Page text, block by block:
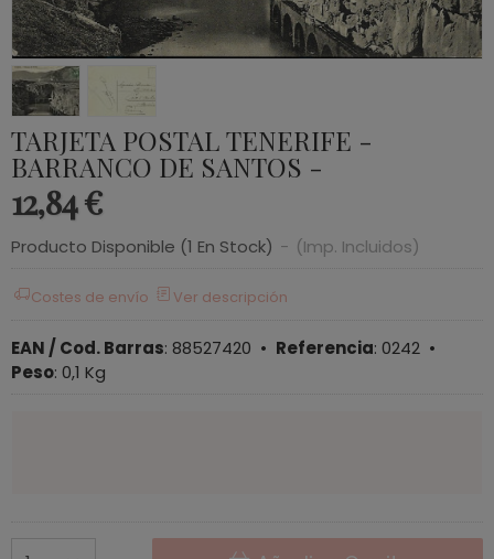
TARJETA POSTAL TENERIFE -
BARRANCO DE SANTOS -
12,84 €
Producto Disponible (1 En Stock) - (Imp. Incluidos)
Costes de envío Ver descripción
EAN / Cod. Barras: 88527420 • Referencia: 0242 •
Peso: 0,1 Kg